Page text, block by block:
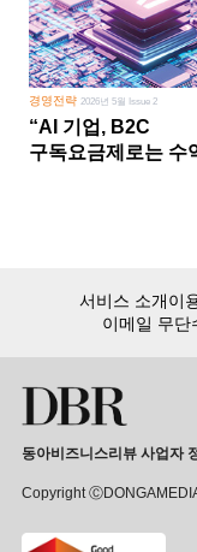
경영전략 2026년 5월 Issue 2
“AI 기업, B2C
구독요금제로는 수
서비스 소개이
이메일 무단
동아비즈니스리뷰 사업자
Copyright